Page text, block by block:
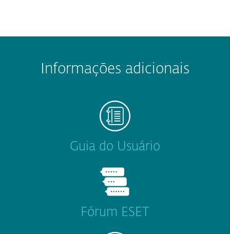
Informações adicionais
Guia do Usuário
Fórum ESET